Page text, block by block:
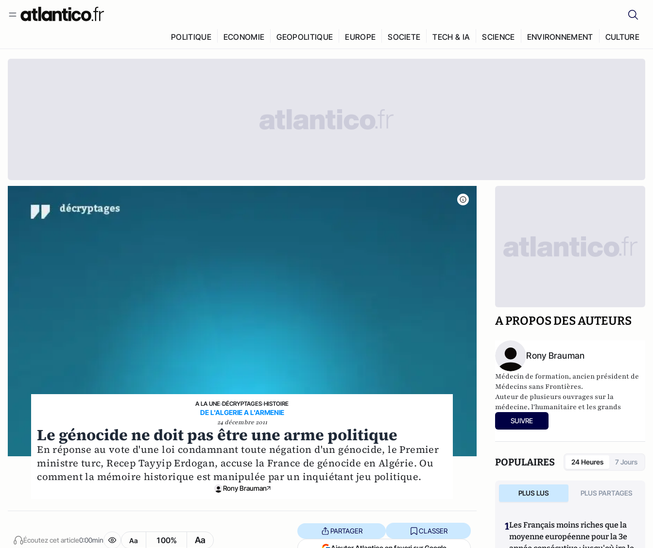
POLITIQUE ECONOMIE GEOPOLITIQUE EUROPE SOCIETE TECH & IA SCIENCE ENVIRONNEMENT CULTURE
A LA UNE›DÉCRYPTAGES›HISTOIRE
DE L'ALGERIE A L'ARMENIE
24 décembre 2011
Le génocide ne doit pas être une arme politique
En réponse au vote d'une loi condamnant toute négation d'un génocide, le Premier
ministre turc, Recep Tayyip Erdogan, accuse la France de génocide en Algérie. Ou
comment la mémoire historique est manipulée par un inquiétant jeu politique.
Rony Brauman
Écoutez cet article0:00min Aa 100% Aa
PARTAGER CLASSER
A PROPOS DES AUTEURS
Rony Brauman
Médecin de formation, ancien président de
Médecins sans Frontières.
Auteur de plusieurs ouvrages sur la
médecine, l'humanitaire et les grands
conflits.SUIVRE
POPULAIRES 24 Heures 7 Jours
PLUS LUS PLUS PARTAGES
1Les Français moins riches que la
moyenne européenne pour la 3e